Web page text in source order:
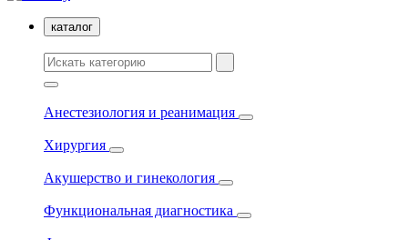
каталог
Анестезиология и реанимация
Хирургия
Акушерство и гинекология
Функциональная диагностика